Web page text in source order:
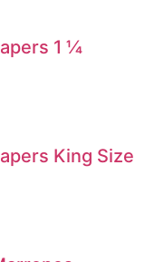
1 1⁄4
King Size